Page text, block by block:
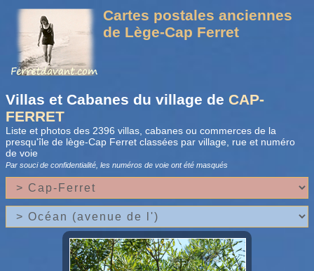
Cartes postales anciennes
de Lège-Cap Ferret
Villas et Cabanes du village de CAP-
FERRET
Liste et photos des 2396 villas, cabanes ou commerces de la
presqu'île de lège-Cap Ferret classées par village, rue et numéro
de voie
Par souci de confidentialité, les numéros de voie ont été masqués